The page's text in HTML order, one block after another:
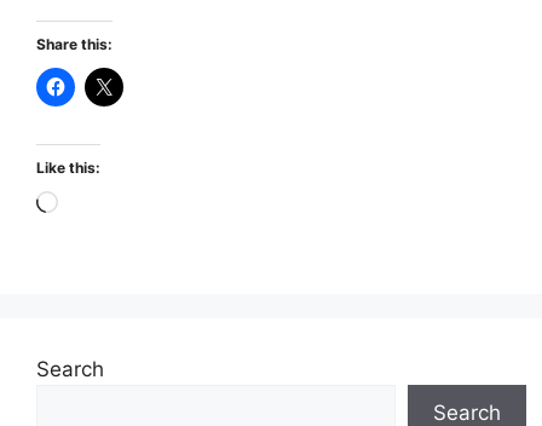
Share this:
Like this:
Loading…
Search
Search